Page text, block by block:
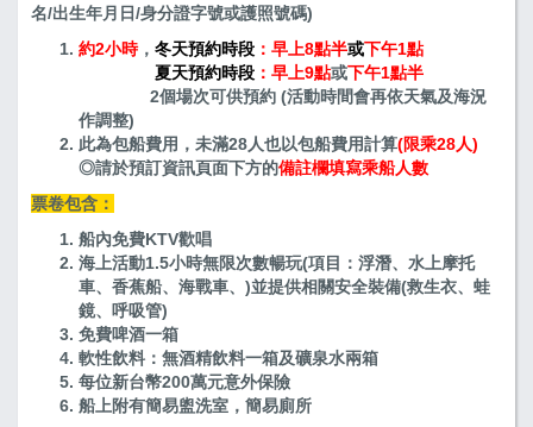
名/出生年月日/身分證字號或護照號碼)
約2小時， 冬天預約時段 ：早上8點半或下午1點
夏天預約時段 ：早上9點或下午1點半
2個場次可供預約 (活動時間會再依天氣及海況
作調整)
此為包船費用，未滿28人也以包船費用計算(限乘28人)
◎請於預訂資訊頁面下方的備註欄填寫乘船人數
票卷包含：
船內免費KTV歡唱
海上活動1.5小時無限次數暢玩(項目：浮潛、水上摩托
車、香蕉船、海戰車、)並提供相關安全裝備(救生衣、蛙
鏡、呼吸管)
免費啤酒一箱
軟性飲料：無酒精飲料一箱及礦泉水兩箱
每位新台幣200萬元意外保險
船上附有簡易盥洗室，簡易廁所